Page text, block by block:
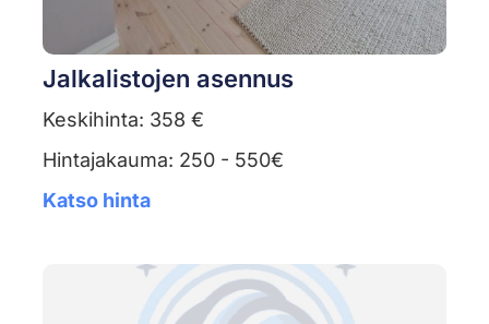
Jalkalistojen asennus
Keskihinta: 358 €
Hintajakauma: 250 - 550€
Katso hinta